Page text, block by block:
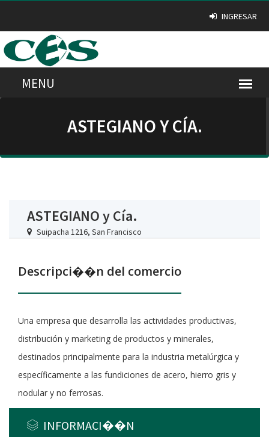
INGRESAR
ASTEGIANO Y CÍA.
ASTEGIANO y Cía.
Suipacha 1216, San Francisco
Descripci��n del comercio
Una empresa que desarrolla las actividades productivas,
distribución y marketing de productos y minerales,
destinados principalmente para la industria metalúrgica y
específicamente a las fundiciones de acero, hierro gris y
nodular y no ferrosas.
INFORMACI��N